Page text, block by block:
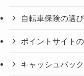
自転車保険の選
ポイントサイト
キャッシュバッ